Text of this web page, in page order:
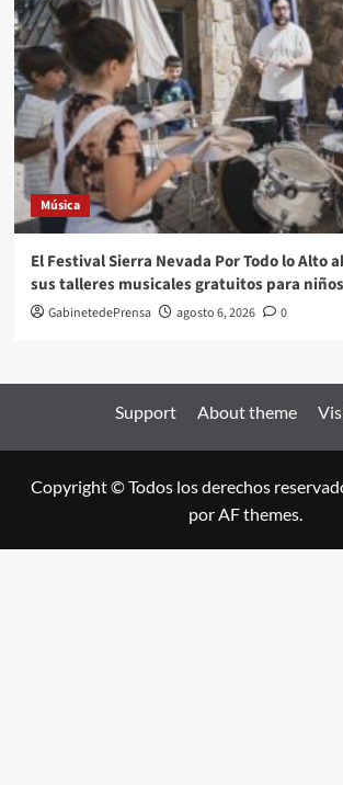
Música
El Festival Sierra Nevada Por Todo lo Alto
sus talleres musicales gratuitos para niños
GabinetedePrensa agosto 6, 2026 0
Support About theme
Copyright © Todos los derechos
por AF themes.